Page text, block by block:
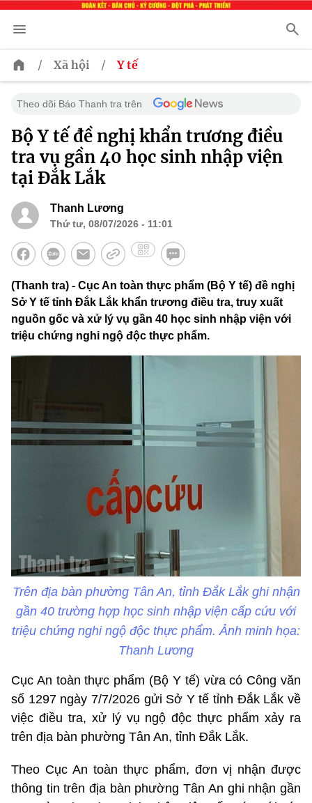
/ Xã hội / Y tế
Theo dõi Báo Thanh tra trên
Bộ Y tế đề nghị khẩn trương điều
tra vụ gần 40 học sinh nhập viện
tại Đắk Lắk
Thanh Lương
Thứ tư, 08/07/2026 - 11:01
(Thanh tra) - Cục An toàn thực phẩm (Bộ Y tế) đề nghị
Sở Y tế tỉnh Đắk Lắk khẩn trương điều tra, truy xuất
nguồn gốc và xử lý vụ gần 40 học sinh nhập viện với
triệu chứng nghi ngộ độc thực phẩm.
Trên địa bàn phường Tân An, tỉnh Đắk Lắk ghi nhận
gần 40 trường hợp học sinh nhập viện cấp cứu với
triệu chứng nghi ngộ độc thực phẩm. Ảnh minh họa:
Thanh Lương
Cục An toàn thực phẩm (Bộ Y tế) vừa có Công văn
số 1297 ngày 7/7/2026 gửi Sở Y tế tỉnh Đắk Lắk về
việc điều tra, xử lý vụ ngộ độc thực phẩm xảy ra
trên địa bàn phường Tân An, tỉnh Đắk Lắk.
Theo Cục An toàn thực phẩm, đơn vị nhận được
thông tin trên địa bàn phường Tân An ghi nhận gần